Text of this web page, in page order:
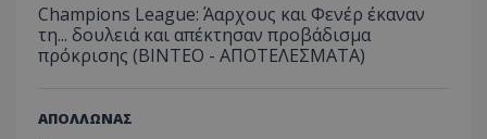
Champions League: Άαρχους και Φενέρ έκαναν
τη... δουλειά και απέκτησαν προβάδισμα
πρόκρισης (ΒΙΝΤΕΟ - ΑΠΟΤΕΛΕΣΜΑΤΑ)
ΑΠΟΛΛΩΝΑΣ